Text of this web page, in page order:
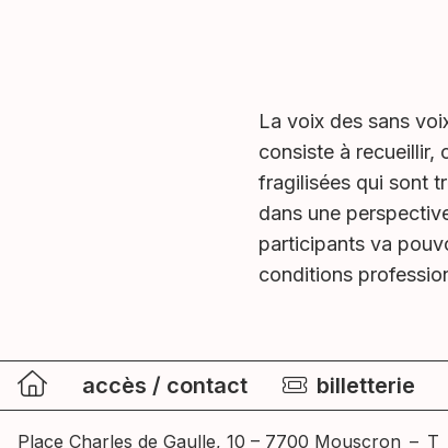
La voix des sans
consiste à recueillir,
fragilisées qui sont
dans une
participants va
conditions
accès / contact billetterie
Place Charles de Gaulle, 10 – 7700 Mouscron – T